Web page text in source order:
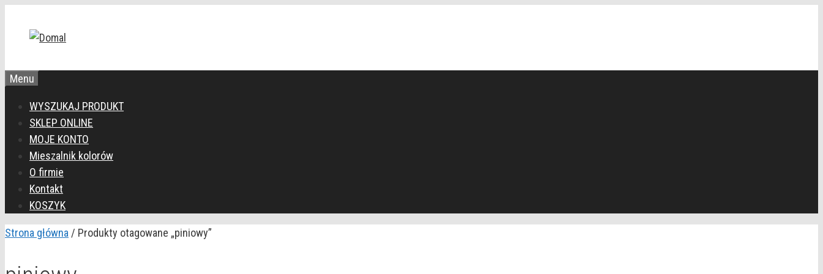
Menu
WYSZUKAJ PRODUKT
SKLEP ONLINE
MOJE KONTO
Mieszalnik kolorów
O firmie
Kontakt
KOSZYK
Strona główna / Produkty otagowane „piniowy”